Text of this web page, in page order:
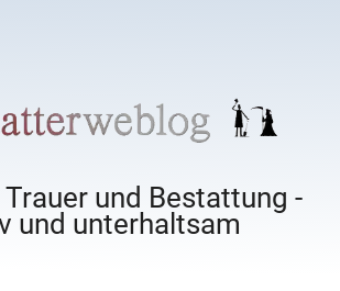
und Bestattung -
und unterhaltsam